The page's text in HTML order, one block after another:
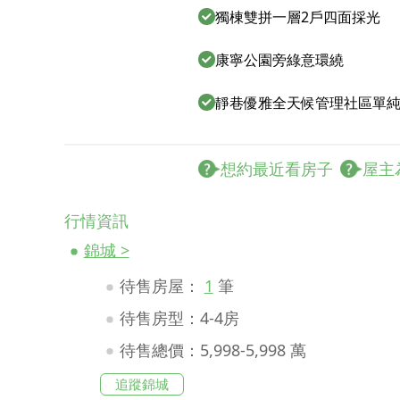
獨棟雙拼一層2戶四面採光
康寧公園旁綠意環繞
靜巷優雅全天候管理社區單
想約最近看房子 屋
行情資訊
錦城 >
待售房屋：
1 筆
待售房型：4-4房
待售總價：5,998-5,998 萬
追蹤錦城